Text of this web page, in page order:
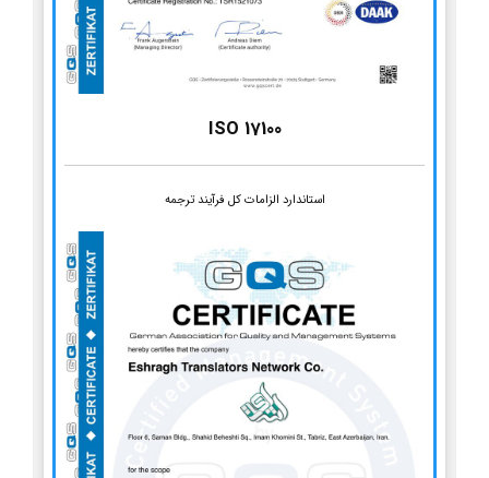
ISO 17100
استاندارد الزامات کل فرآیند ترجمه